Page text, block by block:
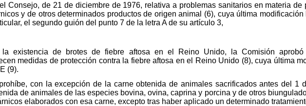
Consejo, de 21 de diciembre de 1976, relativa a problemas sanitarios en materia de
y de otros determinados productos de origen animal (6), cuya última modificación
el segundo guión del punto 7 de la letra A de su artículo 3,
la existencia de brotes de fiebre aftosa en el Reino Unido, la Comisión
medidas de protección contra la fiebre aftosa en el Reino Unido (8), cuya última
(9).
con la excepción de la carne obtenida de animales sacrificados antes del 1
de animales de las especies bovina, ovina, caprina y porcina y de otros
elaborados con esa carne, excepto tras haber aplicado un determinado